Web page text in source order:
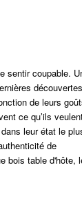
sentir coupable.
découvertes
de leurs
ce qu’ils
leur état le
de
bois table d'hôte,